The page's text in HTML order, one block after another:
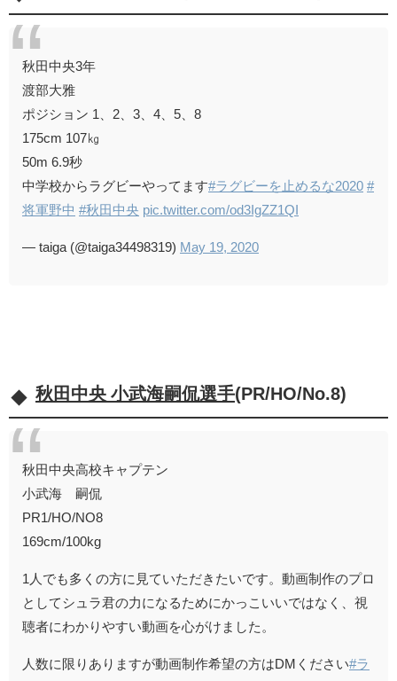
秋田中央3年
渡部大雅
ポジション 1、2、3、4、5、8
175cm 107㎏
50m 6.9秒
中学校からラグビーやってます#ラグビーを止めるな2020 #
将軍野中 #秋田中央 pic.twitter.com/od3IgZZ1QI
— taiga (@taiga34498319) May 19, 2020
秋田中央 小武海嗣侃選手(PR/HO/No.8)
秋田中央高校キャプテン
小武海 嗣侃
PR1/HO/NO8
169cm/100kg
1人でも多くの方に見ていただきたいです。動画制作のプロ
としてシュラ君の力になるためにかっこいいではなく、視
聴者にわかりやすい動画を心がけました。
人数に限りありますが動画制作希望の方はDMください#ラ